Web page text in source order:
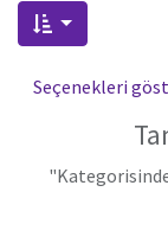
Seçenekleri